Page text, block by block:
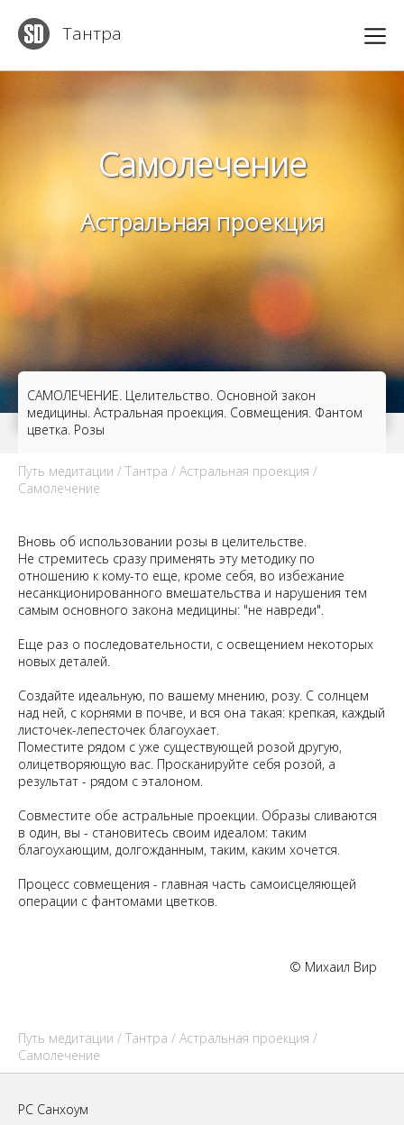
Тантра
Самолечение
Астральная проекция
САМОЛЕЧЕНИЕ. Целительство. Основной закон
медицины. Астральная проекция. Совмещения. Фантом
цветка. Розы
Путь медитации / Тантра / Астральная проекция /
Самолечение
Вновь об использовании розы в целительстве.
Не стремитесь сразу применять эту методику по
отношению к кому-то еще, кроме себя, во избежание
несанкционированного вмешательства и нарушения тем
самым основного закона медицины: "не навреди".
Еще раз о последовательности, с освещением некоторых
новых деталей.
Создайте идеальную, по вашему мнению, розу. С солнцем
над ней, с корнями в почве, и вся она такая: крепкая, каждый
листочек-лепесточек благоухает.
Поместите рядом с уже существующей розой другую,
олицетворяющую вас. Просканируйте себя розой, а
результат - рядом с эталоном.
Совместите обе астральные проекции. Образы сливаются
в один, вы - становитесь своим идеалом: таким
благоухающим, долгожданным, таким, каким хочется.
Процесс совмещения - главная часть самоисцеляющей
операции с фантомами цветков.
© Михаил Вир
Путь медитации / Тантра / Астральная проекция /
Самолечение
РС Санхоум